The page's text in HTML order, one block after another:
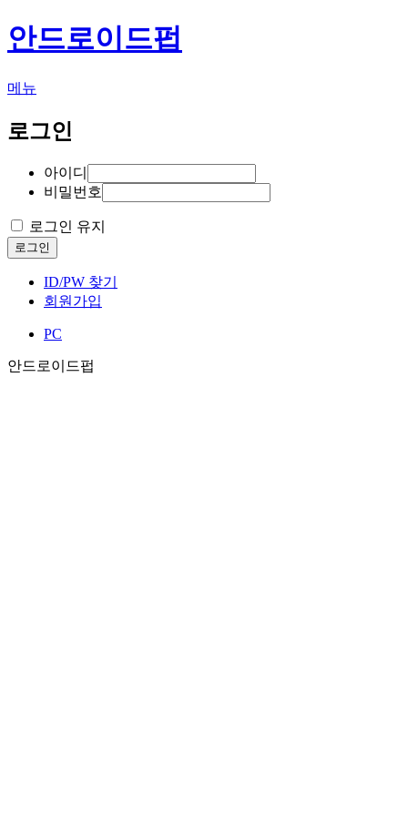
안드로이드펍
메뉴
로그인
아이디
비밀번호
로그인 유지
로그인
ID/PW 찾기
회원가입
PC
안드로이드펍